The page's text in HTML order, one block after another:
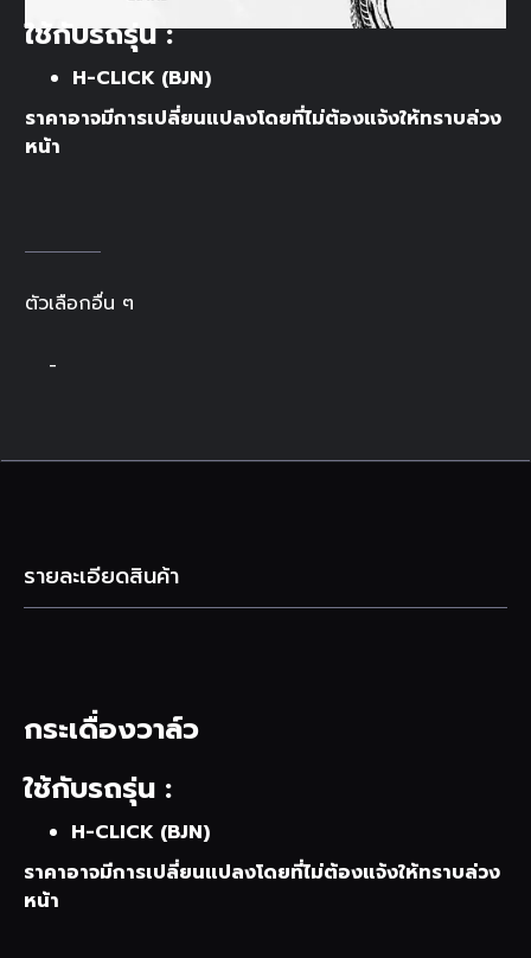
ใช้กับรถรุ่น :
H-CLICK (BJN)
ราคาอาจมีการเปลี่ยนแปลงโดยที่ไม่ต้องแจ้งให้ทราบล่วง
หน้า
ตัวเลือกอื่น ๆ
-
รายละเอียดสินค้า
กระเดื่องวาล์ว
ใช้กับรถรุ่น :
H-CLICK (BJN)
ราคาอาจมีการเปลี่ยนแปลงโดยที่ไม่ต้องแจ้งให้ทราบล่วง
หน้า